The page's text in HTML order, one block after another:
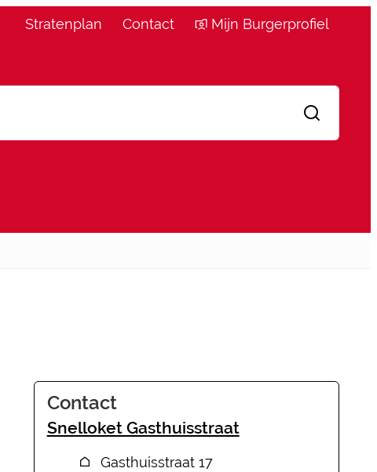
Stratenplan Contact Mijn Burgerprofiel
Zoeken
Contact
Snelloket Gasthuisstraat
Adres
Gasthuisstraat 17